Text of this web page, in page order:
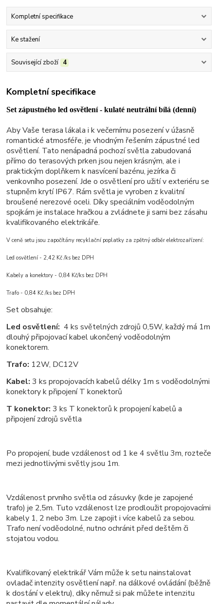
Kompletní specifikace
Ke stažení
Související zboží 4
Kompletní specifikace
Set zápustného led osvětlení - kulaté neutrální bílá (denní)
Aby Vaše terasa lákala i k večernímu posezení v úžasně
romantické atmosféře, je vhodným řešením zápustné led
osvětlení. Tato nenápadná pochozí světla zabudovaná
přímo do terasových prken jsou nejen krásným, ale i
praktickým doplňkem k nasvícení bazénu, jezírka či
venkovního posezení. Jde o osvětlení pro užití v exteriéru se
stupněm krytí IP67. Rám světla je vyroben z kvalitní
broušené nerezové oceli. Díky speciálním voděodolným
spojkám je instalace hračkou a zvládnete ji sami bez zásahu
kvalifikovaného elektrikáře.
V ceně setu jsou započítány recyklační poplatky za zpětný odběr elektrozařízení:
Led osvětlení - 2,42 Kč /ks bez DPH
Kabely a konektory - 0,84 Kč/ks bez DPH
Trafo - 0,84 Kč /ks bez DPH
Set obsahuje:
Led osvětlení: 4 ks světelných zdrojů 0,5W, každý má 1m
dlouhý připojovací kabel ukončený voděodolným
konektorem.
Trafo: 12W, DC12V
Kabel: 3 ks propojovacích kabelů délky 1m s voděodolnými
konektory k připojení T konektorů
T konektor: 3 ks T konektorů k propojení kabelů a
připojení zdrojů světla
Po propojení, bude vzdálenost od 1 ke 4 světlu 3m, rozteče
mezi jednotlivými světly jsou 1m.
Vzdálenost prvního světla od zásuvky (kde je zapojené
trafo) je 2,5m. Tuto vzdálenost lze prodloužit propojovacími
kabely 1, 2 nebo 3m. Lze zapojit i více kabelů za sebou.
Trafo není voděodolné, nutno ochránit před deštěm či
stojatou vodou.
Kvalifikovaný elektrikář Vám může k setu nainstalovat
ovladač intenzity osvětlení např. na dálkové ovládání (běžně
k dostání v elektru), díky němuž si pak můžete intenzitu